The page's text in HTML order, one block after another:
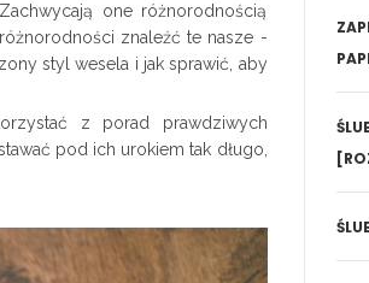
one różnorodnością
znaleźć te nasze -
styl wesela i jak sprawić, aby
z porad prawdziwych
pod ich urokiem tak długo,